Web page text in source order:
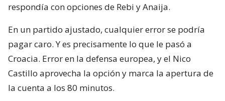
respondía con opciones de Rebi y Anaija.
En un partido ajustado, cualquier error se podría
pagar caro. Y es precisamente lo que le pasó a
Croacia. Error en la defensa europea, y el Nico
Castillo aprovecha la opción y marca la apertura de
la cuenta a los 80 minutos.